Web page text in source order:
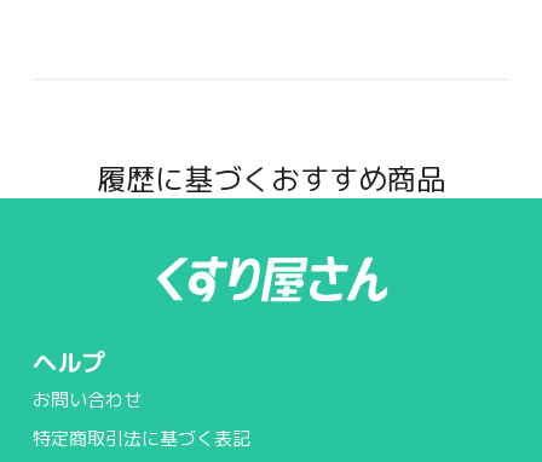
履歴に基づくおすすめ商品
ヘルプ
お問い合わせ
特定商取引法に基づく表記